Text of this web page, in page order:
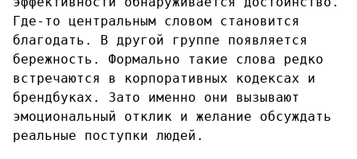
Где-то центральным словом становится
благодать. В другой группе появляется
бережность. Формально такие слова редко
встречаются в корпоративных кодексах и
брендбуках. Зато именно они вызывают
эмоциональный отклик и желание обсуждать
реальные поступки людей.